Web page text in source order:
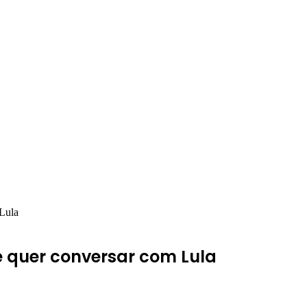
conversar com Lula